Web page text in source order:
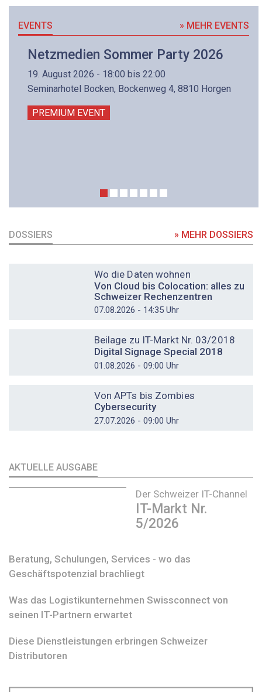
EVENTS » MEHR EVENTS
Netzmedien Sommer Party 2026
19. August 2026 - 18:00 bis 22:00
Seminarhotel Bocken, Bockenweg 4, 8810 Horgen
PREMIUM EVENT
DOSSIERS » MEHR DOSSIERS
Wo die Daten wohnen
Von Cloud bis Colocation: alles zu
Schweizer Rechenzentren
07.08.2026 - 14:35 Uhr
Beilage zu IT-Markt Nr. 03/2018
Digital Signage Special 2018
01.08.2026 - 09:00 Uhr
Von APTs bis Zombies
Cybersecurity
27.07.2026 - 09:00 Uhr
AKTUELLE AUSGABE
Der Schweizer IT-Channel
IT-Markt Nr.
5/2026
Beratung, Schulungen, Services - wo das
Geschäftspotenzial brachliegt
Was das Logistikunternehmen Swissconnect von
seinen IT-Partnern erwartet
Diese Dienstleistungen erbringen Schweizer
Distributoren